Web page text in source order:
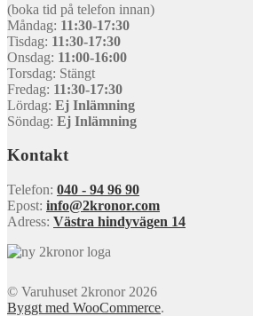
(boka tid på telefon innan)
Måndag: 11:30-17:30
Tisdag: 11:30-17:30
Onsdag: 11:00-16:00
Torsdag: Stängt
Fredag: 11:30-17:30
Lördag: Ej Inlämning
Söndag: Ej Inlämning
Kontakt
Telefon: 040 - 94 96 90
Epost: info@2kronor.com
Adress: Västra hindyvägen 14
© Varuhuset 2kronor 2026
Byggt med WooCommerce.